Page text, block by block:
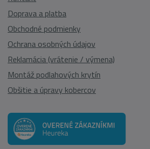
Doprava a platba
Obchodné podmienky
Ochrana osobných údajov
Reklamácia (vrátenie / výmena)
Montáž podlahových krytín
Obšitie a úpravy kobercov